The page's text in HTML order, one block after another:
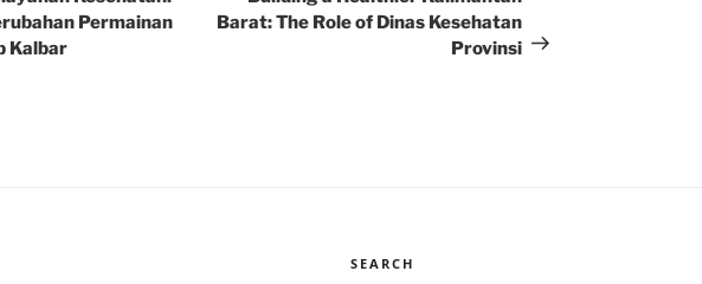
Permainan
Kalbar
Barat: The Role of Dinas Kesehatan
Provinsi
SEARCH